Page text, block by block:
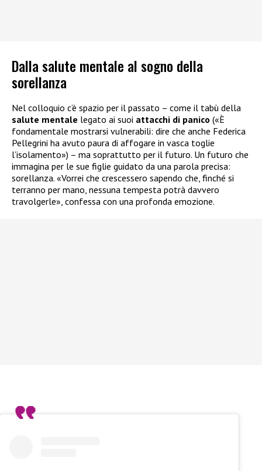
Dalla salute mentale al sogno della
sorellanza
Nel colloquio c’è spazio per il passato – come il tabù della
salute mentale legato ai suoi attacchi di panico («È
fondamentale mostrarsi vulnerabili: dire che anche Federica
Pellegrini ha avuto paura di affogare in vasca toglie
l’isolamento») – ma soprattutto per il futuro. Un futuro che
immagina per le sue figlie guidato da una parola precisa:
sorellanza. «Vorrei che crescessero sapendo che, finché si
terranno per mano, nessuna tempesta potrà davvero
travolgerle», confessa con una profonda emozione.